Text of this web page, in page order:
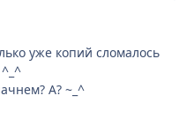
уже копий сломалось
А? ~_^